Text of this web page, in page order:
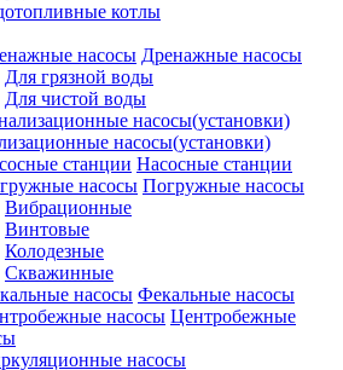
котлы
Дренажные насосы
Для грязной воды
Для чистой воды
насосы(установки)
Насосные станции
Погружные насосы
Вибрационные
Винтовые
Колодезные
Скважинные
Фекальные насосы
Центробежные